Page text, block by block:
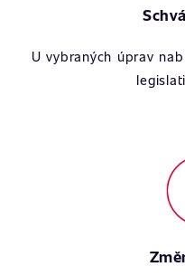
U vybraných úprav